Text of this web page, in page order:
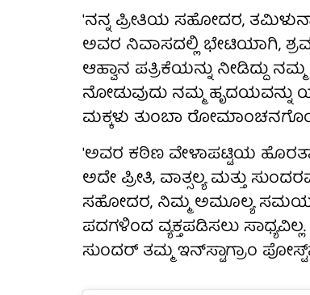
'ನನ್ನ ಪ್ರೀತಿಯ ಸಹೋದರ,
ಅವರ ನಿವಾಸದಲ್ಲಿ ಭೇಟಿಯಾಗಿ,
ಆಹ್ವಾನ ಪತ್ರಿಕೆಯನ್ನು ನೀಡಿದ್ದು
ನೋಡುವುದು ನಮ್ಮ ಹೃದಯವನ್ನು
ಮಕ್ಕಳು ತುಂಬಾ
'ಅವರ ಕಠಿಣ ವೇಳಾಪಟ್ಟಿಯ
ಅದೇ ಪ್ರೀತಿ, ವಾತ್ಸಲ್ಯ ಮತ್ತು
ಸಹೋದರ, ನಿಮ್ಮ ಅಮೂಲ್ಯ ಸಮಯ,
ಪದಗಳಿಂದ ವ್ಯಕ್ತಪಡಿಸಲು
ಸುಂದರ್ ತಮ್ಮ ಇನ್‌ಸ್ಟಾಗ್ರಾಂ